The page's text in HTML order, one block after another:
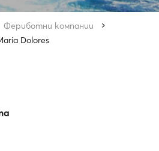
Фериботни компании
Dolores